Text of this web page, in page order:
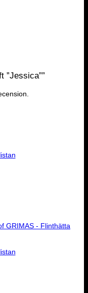
”Jessica””